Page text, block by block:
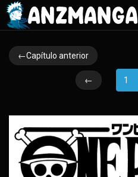
←Capítulo anterior
← 1